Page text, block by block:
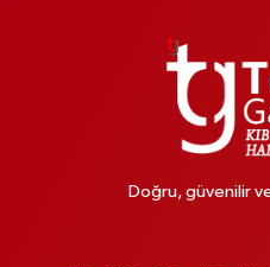
Doğru, güvenilir